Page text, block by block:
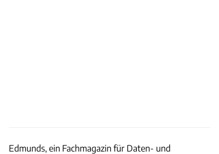
Edmunds, ein Fachmagazin für Daten- und